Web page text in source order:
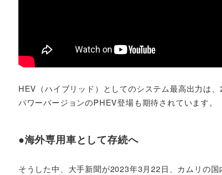
HEV（ハイブリッド）としてのシステム最高出力は
パワーバージョンのPHEV登場も期待されています。
●海外専用車として存続へ
そうした中、大手新聞が2023年3月22日、カムリの